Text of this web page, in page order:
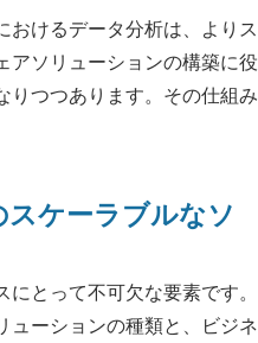
おけるデータ分析は、よりス
アソリューションの構築に役
りつつあります。その仕組み
ケーラブルなソ
とって不可欠な要素です。
ューションの種類と、ビジネ